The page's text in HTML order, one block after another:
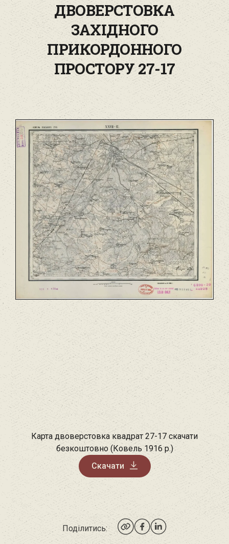
ДВОВЕРСТОВКА
ЗАХІДНОГО
ПРИКОРДОННОГО
ПРОСТОРУ 27-17
Карта двоверстовка квадрат 27-17 скачати
безкоштовно (Ковель 1916 р.)
Скачати
Поділитись: